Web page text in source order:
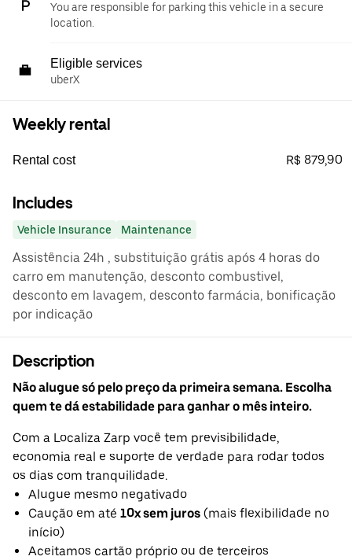
You are responsible for parking this vehicle in a secure
location.
Eligible services
uberX
Weekly rental
Rental cost R$ 879,90
Includes
Vehicle Insurance Maintenance
Assistência 24h , substituição grátis após 4 horas do
carro em manutenção, desconto combustivel,
desconto em lavagem, desconto farmácia, bonificação
por indicação
Description
Não alugue só pelo preço da primeira semana. Escolha
quem te dá estabilidade para ganhar o mês inteiro.
Com a Localiza Zarp você tem previsibilidade,
economia real e suporte de verdade para rodar todos
os dias com tranquilidade.
Alugue mesmo negativado
Caução em até 10x sem juros (mais flexibilidade no
início)
Aceitamos cartão próprio ou de terceiros